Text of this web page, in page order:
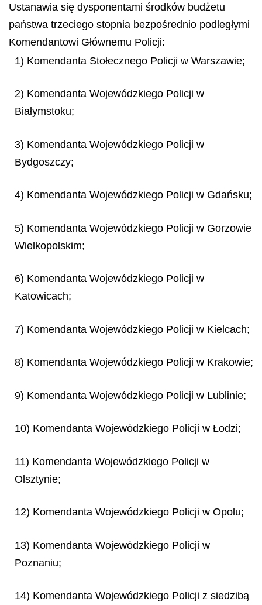
Ustanawia się dysponentami środków budżetu
państwa trzeciego stopnia bezpośrednio podległymi
Komendantowi Głównemu Policji:
1) Komendanta Stołecznego Policji w Warszawie;
2) Komendanta Wojewódzkiego Policji w
Białymstoku;
3) Komendanta Wojewódzkiego Policji w
Bydgoszczy;
4) Komendanta Wojewódzkiego Policji w Gdańsku;
5) Komendanta Wojewódzkiego Policji w Gorzowie
Wielkopolskim;
6) Komendanta Wojewódzkiego Policji w
Katowicach;
7) Komendanta Wojewódzkiego Policji w Kielcach;
8) Komendanta Wojewódzkiego Policji w Krakowie;
9) Komendanta Wojewódzkiego Policji w Lublinie;
10) Komendanta Wojewódzkiego Policji w Łodzi;
11) Komendanta Wojewódzkiego Policji w
Olsztynie;
12) Komendanta Wojewódzkiego Policji w Opolu;
13) Komendanta Wojewódzkiego Policji w
Poznaniu;
14) Komendanta Wojewódzkiego Policji z siedzibą